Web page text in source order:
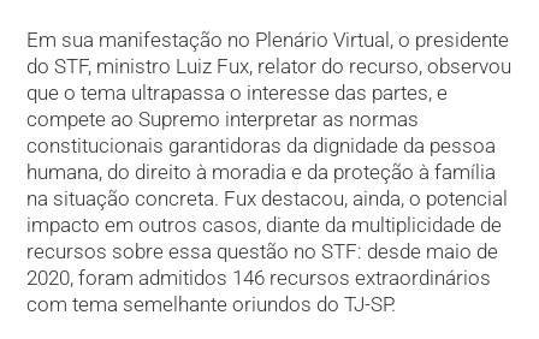
Em sua manifestação no Plenário Virtual, o presidente
do STF, ministro Luiz Fux, relator do recurso, observou
que o tema ultrapassa o interesse das partes, e
compete ao Supremo interpretar as normas
constitucionais garantidoras da dignidade da pessoa
humana, do direito à moradia e da proteção à família
na situação concreta. Fux destacou, ainda, o potencial
impacto em outros casos, diante da multiplicidade de
recursos sobre essa questão no STF: desde maio de
2020, foram admitidos 146 recursos extraordinários
com tema semelhante oriundos do TJ-SP.